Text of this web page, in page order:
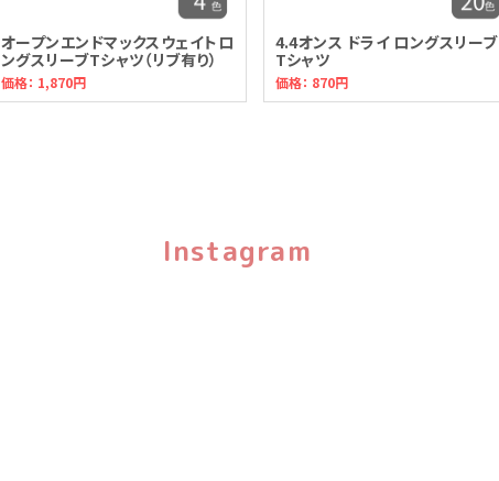
オープンエンドマックスウェイトロ
ングスリーブTシャツ（リブ有り）
価格： 1,870円
4.4オンス ドライ ロングスリーブ
Tシャツ
価格： 870円
Instagram